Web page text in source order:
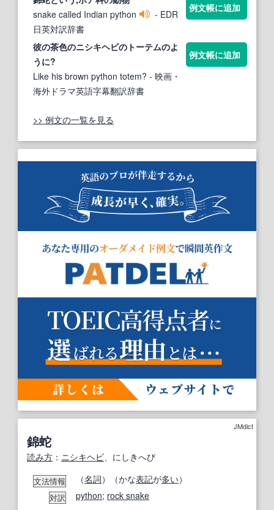
snake called Indian python
- EDR
日英対訳辞書
例文帳に追加
彼の茶色のニシキヘビのトーテムのよ
うに?
Like his brown python totem? - 映画・
海外ドラマ英語字幕翻訳辞書
例文帳に追加
>> 例文の一覧を見る
JMdict
錦蛇
読み方 ： ニシキヘビ 、にしきへび
文法情報 （名詞）（かな表記が多い）
対訳 python; rock snake